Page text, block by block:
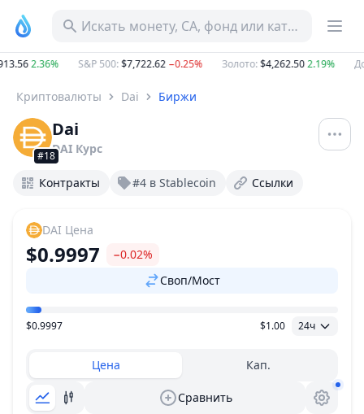
Искать монету, CA, фонд или категорию
2.36% S&P 500:$7,722.62−0.25% Золото:$4,262.502.19%
Криптовалюты Dai Биржи
#18
Dai
DAI Курс
Контракты #4 в Stablecoin Ссылки
DAI Цена
$0.9997
−0.02%
Своп/Мост
Ценовой диапазон
$0.9997 $1.00 24ч
Цена Кап.
Сравнить